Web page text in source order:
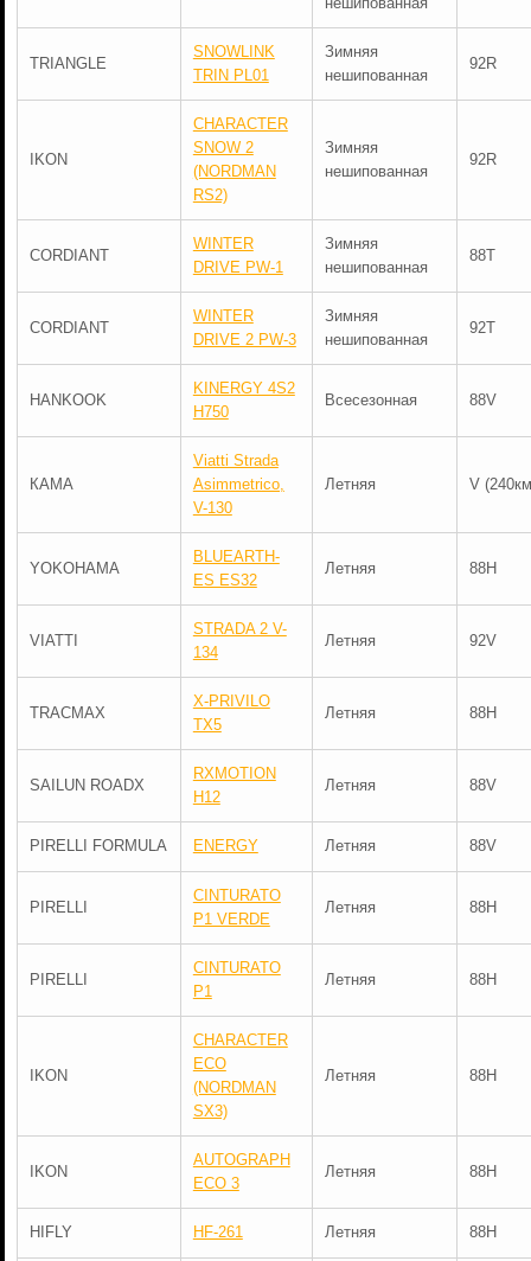
TRIANGLE
SNOWLINK
TRIN PL01
Зимняя
нешипованная
92R
IKON
CHARACTER
SNOW 2
(NORDMAN
RS2)
Зимняя
нешипованная
92R
CORDIANT
WINTER
DRIVE PW-1
Зимняя
нешипованная
88T
CORDIANT
WINTER
DRIVE 2 PW-3
Зимняя
нешипованная
92T
HANKOOK
KINERGY 4S2
H750
Всесезонная 88V
КАМА
Viatti Strada
Asimmetrico,
V-130
Летняя V
YOKOHAMA
BLUEARTH-
ES ES32
Летняя 88H
VIATTI
STRADA 2 V-
134
Летняя 92V
TRACMAX
X-PRIVILO
TX5
Летняя 88H
SAILUN ROADX
RXMOTION
H12
Летняя 88V
PIRELLI FORMULA ENERGY Летняя 88V
PIRELLI
CINTURATO
P1 VERDE
Летняя 88H
PIRELLI
CINTURATO
P1
Летняя 88H
IKON
CHARACTER
ECO
(NORDMAN
SX3)
Летняя 88H
IKON
AUTOGRAPH
ECO 3
Летняя 88H
HIFLY HF-261 Летняя 88H